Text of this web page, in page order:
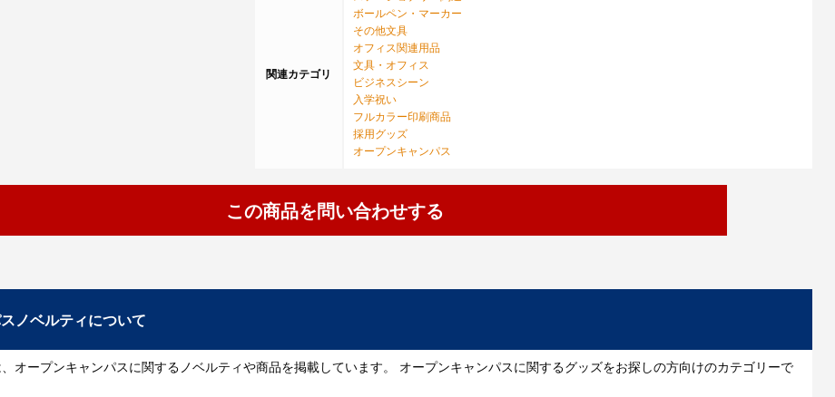
関連カテゴリ
ボールペン・マーカー
その他文具
オフィス関連用品
文具・オフィス
ビジネスシーン
入学祝い
フルカラー印刷商品
採用グッズ
オープンキャンパス
この商品を問い合わせする
ノベルティについて
オープンキャンパスに関するノベルティや商品を掲載しています。 オープンキャンパスに関するグッズをお探しの方向けのカテゴリーで